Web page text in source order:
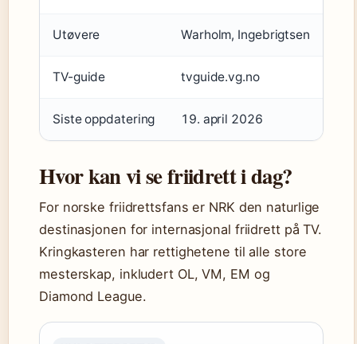
Utøvere Warholm, Ingebrigtsen
TV-guide tvguide.vg.no
Siste oppdatering 19. april 2026
Hvor kan vi se friidrett i dag?
For norske friidrettsfans er NRK den naturlige
destinasjonen for internasjonal friidrett på TV.
Kringkasteren har rettighetene til alle store
mesterskap, inkludert OL, VM, EM og
Diamond League.